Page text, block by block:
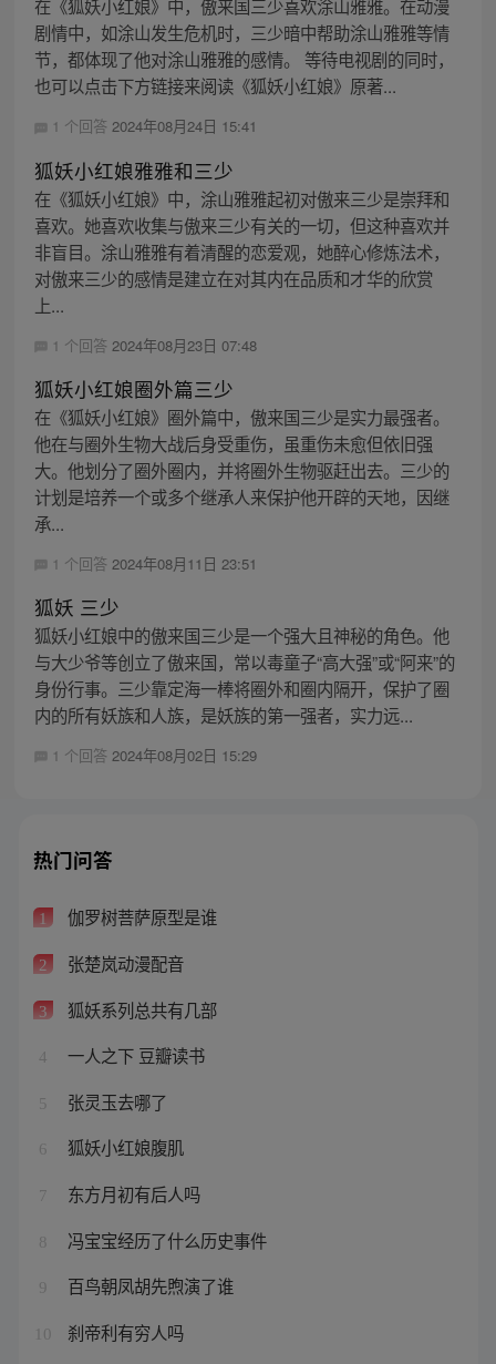
在《狐妖小红娘》中，傲来国三少喜欢涂山雅雅。在动漫
剧情中，如涂山发生危机时，三少暗中帮助涂山雅雅等情
节，都体现了他对涂山雅雅的感情。 等待电视剧的同时，
也可以点击下方链接来阅读《狐妖小红娘》原著...
1 个回答 2024年08月24日 15:41
狐妖小红娘雅雅和三少
在《狐妖小红娘》中，涂山雅雅起初对傲来三少是崇拜和
喜欢。她喜欢收集与傲来三少有关的一切，但这种喜欢并
非盲目。涂山雅雅有着清醒的恋爱观，她醉心修炼法术，
对傲来三少的感情是建立在对其内在品质和才华的欣赏
上...
1 个回答 2024年08月23日 07:48
狐妖小红娘圈外篇三少
在《狐妖小红娘》圈外篇中，傲来国三少是实力最强者。
他在与圈外生物大战后身受重伤，虽重伤未愈但依旧强
大。他划分了圈外圈内，并将圈外生物驱赶出去。三少的
计划是培养一个或多个继承人来保护他开辟的天地，因继
承...
1 个回答 2024年08月11日 23:51
狐妖 三少
狐妖小红娘中的傲来国三少是一个强大且神秘的角色。他
与大少爷等创立了傲来国，常以毒童子“高大强”或“阿来”的
身份行事。三少靠定海一棒将圈外和圈内隔开，保护了圈
内的所有妖族和人族，是妖族的第一强者，实力远...
1 个回答 2024年08月02日 15:29
热门问答
1 伽罗树菩萨原型是谁
2 张楚岚动漫配音
3 狐妖系列总共有几部
4 一人之下 豆瓣读书
5 张灵玉去哪了
6 狐妖小红娘腹肌
7 东方月初有后人吗
8 冯宝宝经历了什么历史事件
9 百鸟朝凤胡先煦演了谁
10 刹帝利有穷人吗